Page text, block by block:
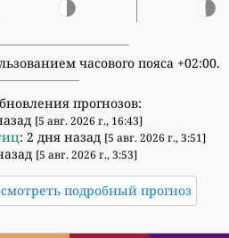
часового пояса +02:00.
прогнозов:
[5 авг. 2026 г., 16:43]
: 2 дня назад [5 авг. 2026 г., 3:51]
[5 авг. 2026 г., 3:53]
подробный прогноз